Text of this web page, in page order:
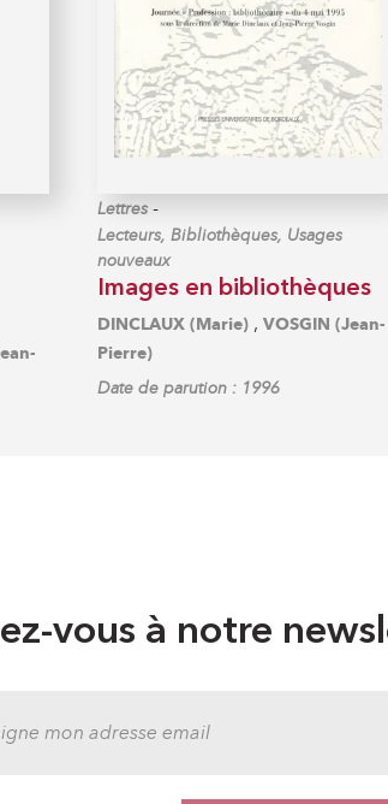
Lettres -
Lecteurs, Bibliothèques, Usages
nouveaux
Images en bibliothèques
DINCLAUX (Marie) , VOSGIN (Jean-
Pierre)
Date de parution : 1996
vous à notre